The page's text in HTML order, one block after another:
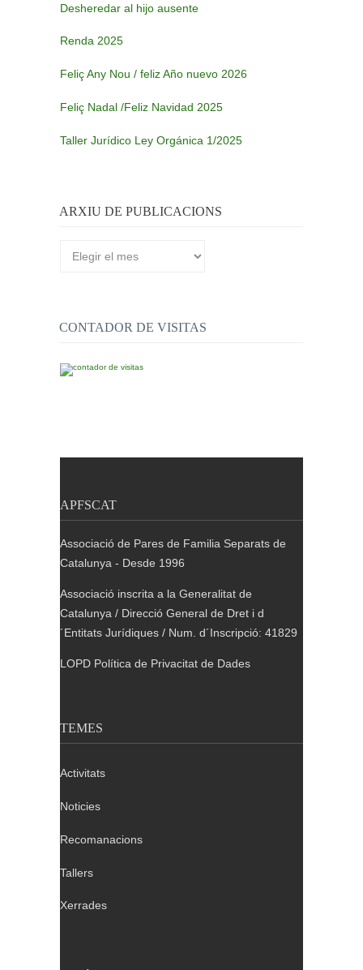
Desheredar al hijo ausente
Renda 2025
Feliç Any Nou / feliz Año nuevo 2026
Feliç Nadal /Feliz Navidad 2025
Taller Jurídico Ley Orgánica 1/2025
ARXIU DE PUBLICACIONS
CONTADOR DE VISITAS
APFSCAT
Associació de Pares de Familia Separats de
Catalunya - Desde 1996
Associació inscrita a la Generalitat de
Catalunya / Direcció General de Dret i d
´Entitats Jurídiques / Num. d´Inscripció: 41829
LOPD Política de Privacitat de Dades
TEMES
Activitats
Noticies
Recomanacions
Tallers
Xerrades